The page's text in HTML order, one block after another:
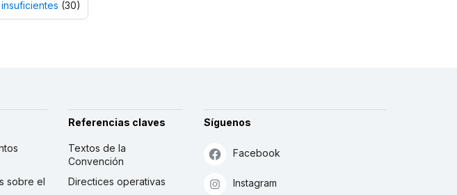
(30)
sobre el
Referencias claves
Textos de la
Convención
Directices operativas
Síguenos
Facebook
Instagram